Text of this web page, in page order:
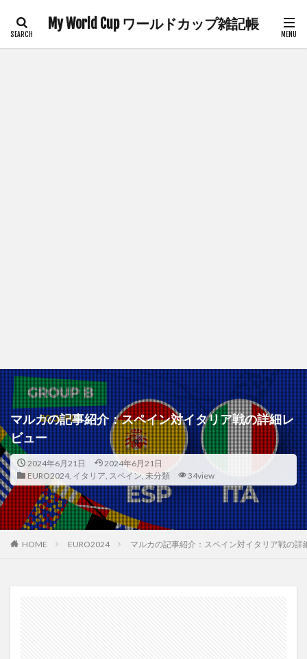
My World Cup ワールドカップ雑記帳
マルカの記事紹介：スペイン対イタリア戦の詳細レ
ビュー
2024年6月21日
2024年6月21日
EURO2024, イタリア, スペイン, 未分類 34view
HOME EURO2024 マルカの記事紹介：スペイン対イタリア戦の詳